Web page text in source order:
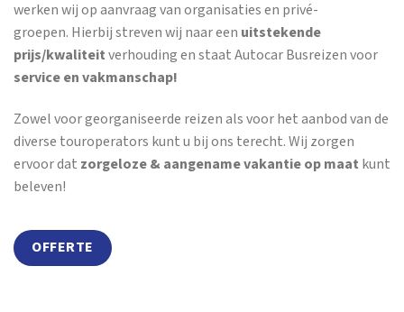
werken wij op aanvraag van organisaties en privé-
groepen. Hierbij streven wij naar een uitstekende
prijs/kwaliteitverhouding en staat Autocar Busreizen voor
service en vakmanschap!
Zowel voor georganiseerde reizen als voor het aanbod van de
diverse touroperators kunt u bij ons terecht. Wij zorgen
ervoor dat zorgeloze & aangename vakantie op maat kunt
beleven!
OFFERTE